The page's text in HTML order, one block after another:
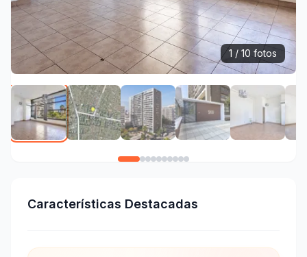
1 / 10 fotos
Características Destacadas